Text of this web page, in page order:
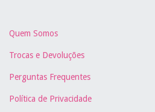
Quem Somos
Trocas e Devoluções
Perguntas Frequentes
Política de Privacidade